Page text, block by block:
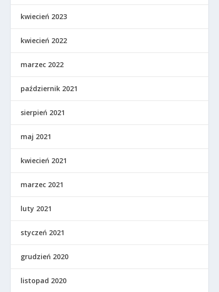
kwiecień 2023
kwiecień 2022
marzec 2022
październik 2021
sierpień 2021
maj 2021
kwiecień 2021
marzec 2021
luty 2021
styczeń 2021
grudzień 2020
listopad 2020